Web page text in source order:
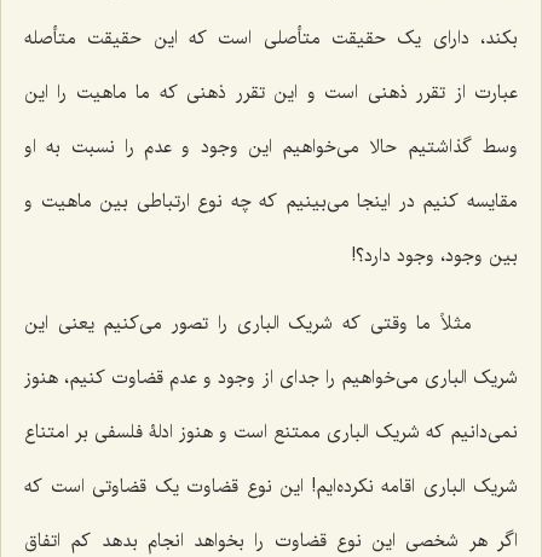
بکند، دارای یک حقیقت متأصلی است که این حقیقت متأصله
عبارت از تقرر ذهنی است و این تقرر ذهنی که ما ماهیت را این
وسط گذاشتیم حالا می‌خواهیم این وجود و عدم را نسبت به او
مقایسه کنیم در اینجا می‌بینیم که چه نوع ارتباطی بین ماهیت و
بین وجود، وجود دارد؟!
مثلاً ما وقتی که شریک الباری را تصور می‌کنیم یعنی این
شریک الباری می‌خواهیم را جدای از وجود و عدم قضاوت کنیم، هنوز
نمی‌دانیم که شریک الباری ممتنع است و هنوز ادلۀ فلسفی بر امتناع
شریک الباری اقامه نکرده‌ایم! این نوع قضاوت یک قضاوتی است که
اگر هر شخصی این نوع قضاوت را بخواهد انجام بدهد کم اتفاق